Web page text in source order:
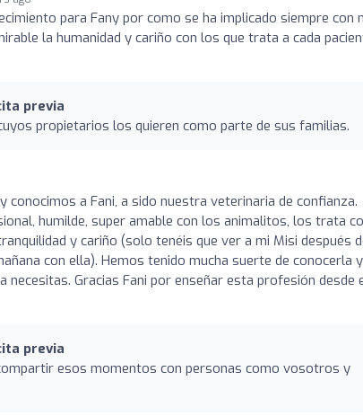
para Fany por como se ha implicado siempre con
la humanidad y cariño con los que trata a cada
previa
propietarios los quieren como parte de sus familias.
conocimos a Fani, a sido nuestra veterinaria de confianza.
humilde, super amable con los animalitos, los trata
y cariño (solo tenéis que ver a mi Misi después
con ella). Hemos tenido mucha suerte de conocerla y
Gracias Fani por enseñar esta profesión desde
previa
esos momentos con personas como vosotros y